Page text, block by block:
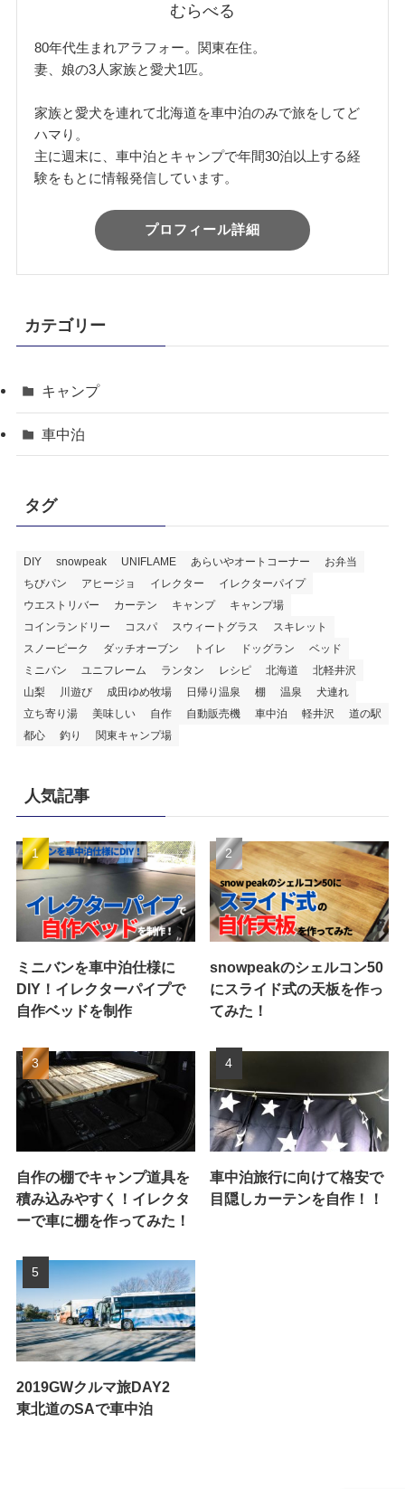
むらべる
80年代生まれアラフォー。関東在住。
妻、娘の3人家族と愛犬1匹。
家族と愛犬を連れて北海道を車中泊のみで旅をしてど
ハマり。
主に週末に、車中泊とキャンプで年間30泊以上する経
験をもとに情報発信しています。
プロフィール詳細
カテゴリー
キャンプ
車中泊
タグ
DIY snowpeak UNIFLAME あらいやオートコーナー
お弁当
ちびパン
アヒージョ イレクター
イレクターパイプ
ウエストリバー
カーテン キャンプ
キャンプ場
コインランドリー
コスパ スウィートグラス
スキレット
スノーピーク
ダッチオーブン トイレ ドッグラン
ベッド
ミニバン
ユニフレーム ランタン レシピ 北海道
北軽井沢
山梨
川遊び 成田ゆめ牧場 日帰り温泉 棚 温泉
犬連れ
立ち寄り湯
美味しい 自作 自動販売機 車中泊 軽井沢
道の駅
都心
釣り 関東キャンプ場
人気記事
ミニバンを車中泊仕様に
DIY！イレクターパイプで
自作ベッドを制作
snowpeakのシェルコン50
にスライド式の天板を作っ
てみた！
自作の棚でキャンプ道具を
積み込みやすく！イレクタ
ーで車に棚を作ってみた！
車中泊旅行に向けて格安で
目隠しカーテンを自作！！
2019GWクルマ旅DAY2
東北道のSAで車中泊